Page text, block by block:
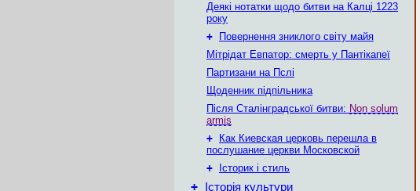
Деякі нотатки щодо битви на Калці 1223
року
+
Повернення зниклого світу майя
Мітрідат Евпатор: смерть у Пантікапеї
Партизани на Пслі
Щоденник підпільника
Після Сталінградської битви: Non solum
armis
+
Как Киевская церковь перешла в
послушание церкви Московской
+
Історик і стиль
+ Історія культури